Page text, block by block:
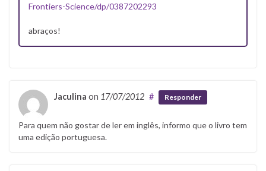
Frontiers-Science/dp/0387202293
abraços!
Jaculina on 17/07/2012 # Responder
Para quem não gostar de ler em inglês, informo que o livro tem
uma edição portuguesa.